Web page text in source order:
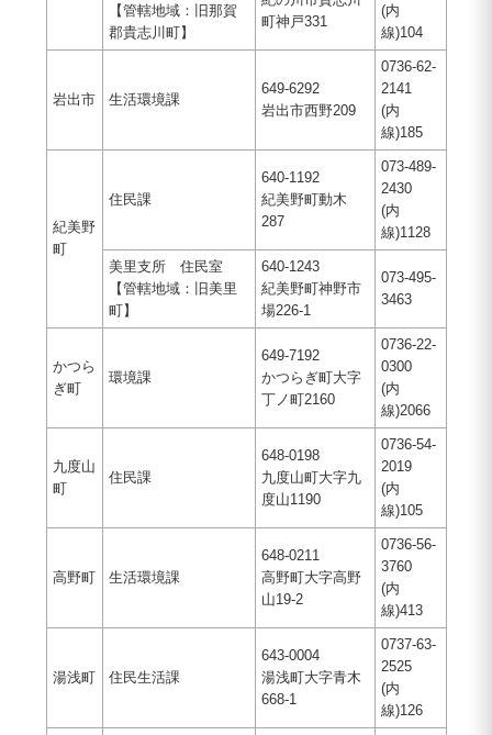
【管轄地域：旧那賀
郡貴志川町】
町神戸331
(内
線)104
岩出市 生活環境課
649-6292
岩出市西野209
0736-62-
2141
(内
線)185
紀美野
町
住民課
640-1192
紀美野町動木
287
073-489-
2430
(内
線)1128
美里支所 住民室
【管轄地域：旧美里
町】
640-1243
紀美野町神野市
場226-1
073-495-
3463
かつら
ぎ町
環境課
649-7192
かつらぎ町大字
丁ノ町2160
0736-22-
0300
(内
線)2066
九度山
町
住民課
648-0198
九度山町大字九
度山1190
0736-54-
2019
(内
線)105
高野町 生活環境課
648-0211
高野町大字高野
山19-2
0736-56-
3760
(内
線)413
湯浅町 住民生活課
643-0004
湯浅町大字青木
668-1
0737-63-
2525
(内
線)126